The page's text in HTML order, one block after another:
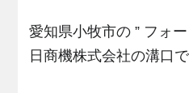
愛知県小牧市の ” フォ
日商機株式会社の溝口で